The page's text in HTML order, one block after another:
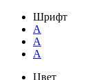
Шрифт
A
A
A
Цвет